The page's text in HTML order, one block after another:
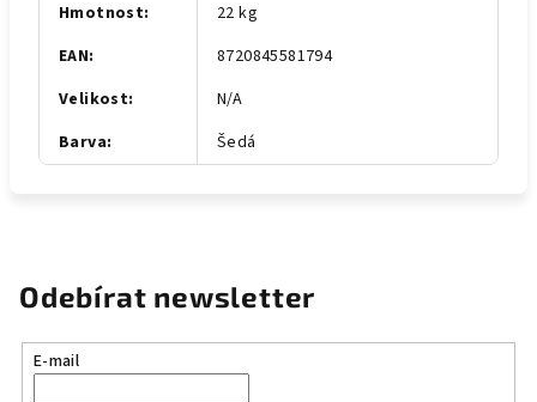
Hmotnost:
22 kg
EAN:
8720845581794
Velikost:
N/A
Barva: Šedá
Odebírat newsletter
E-mail